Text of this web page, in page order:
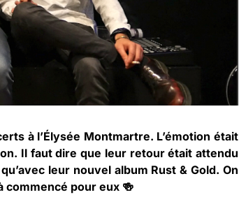
à l’Élysée Montmartre. L’émotion était
Il faut dire que leur retour était attendu
leur nouvel album Rust & Gold. On
commencé pour eux 🍻